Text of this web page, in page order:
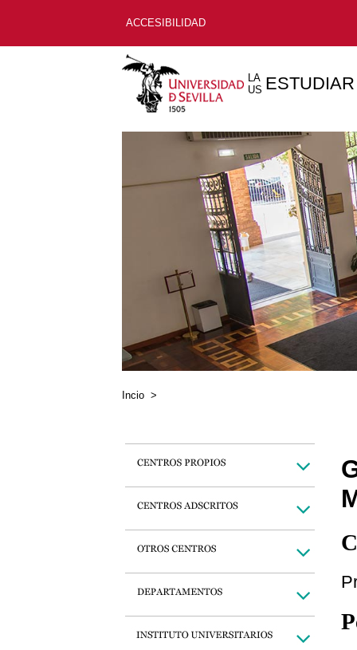
ACCESIBILIDAD
LA
US ESTUDIAR
Incio >